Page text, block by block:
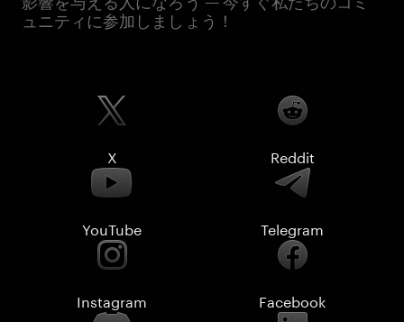
ュニティに参加しましょう！
X Reddit
YouTube Telegram
Instagram Facebook